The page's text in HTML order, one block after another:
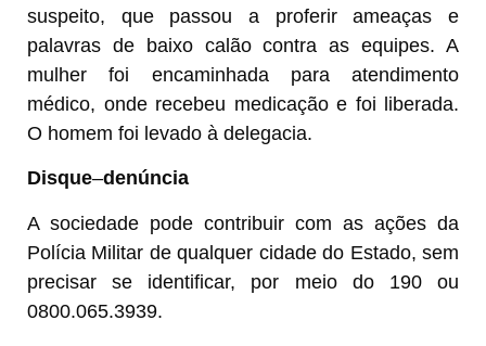
suspeito, que passou a proferir ameaças e
palavras de baixo calão contra as equipes. A
mulher foi encaminhada para atendimento
médico, onde recebeu medicação e foi liberada.
O homem foi levado à delegacia.
Disque–denúncia
A sociedade pode contribuir com as ações da
Polícia Militar de qualquer cidade do Estado, sem
precisar se identificar, por meio do 190 ou
0800.065.3939.